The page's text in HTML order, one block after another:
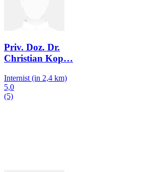
Priv. Doz. Dr.
Christian Kop…
Internist (in 2,4 km)
5,0
(5)